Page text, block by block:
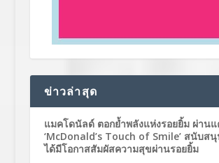
ข่าวล่าสุด
แมคโดนัลด์ ตอกย้ำพลังแห่งรอยยิ้ม ผ่าน
‘McDonald’s Touch of Smile’ สนับส
ได้มีโอกาสสัมผัสความสุขผ่านรอยยิ้ม